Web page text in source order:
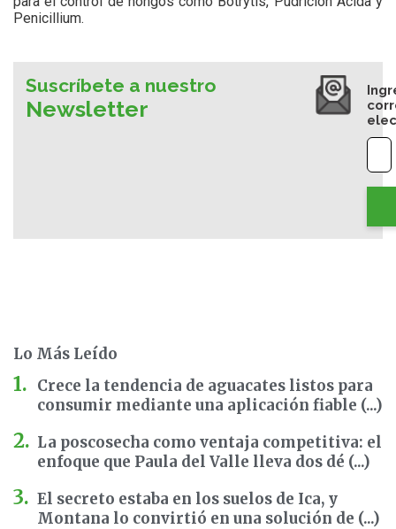
Penicillium.
Suscríbete a nuestro
Newsletter
Lo Más Leído
Crece la tendencia de aguacates listos para
consumir mediante una aplicación fiable (...)
La poscosecha como ventaja competitiva: el
enfoque que Paula del Valle lleva dos dé (...)
El secreto estaba en los suelos de Ica, y
Montana lo convirtió en una solución de (...)